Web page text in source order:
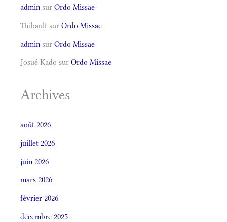
admin sur Ordo Missae
Thibault sur Ordo Missae
admin sur Ordo Missae
Josué Kado sur Ordo Missae
Archives
août 2026
juillet 2026
juin 2026
mars 2026
février 2026
décembre 2025